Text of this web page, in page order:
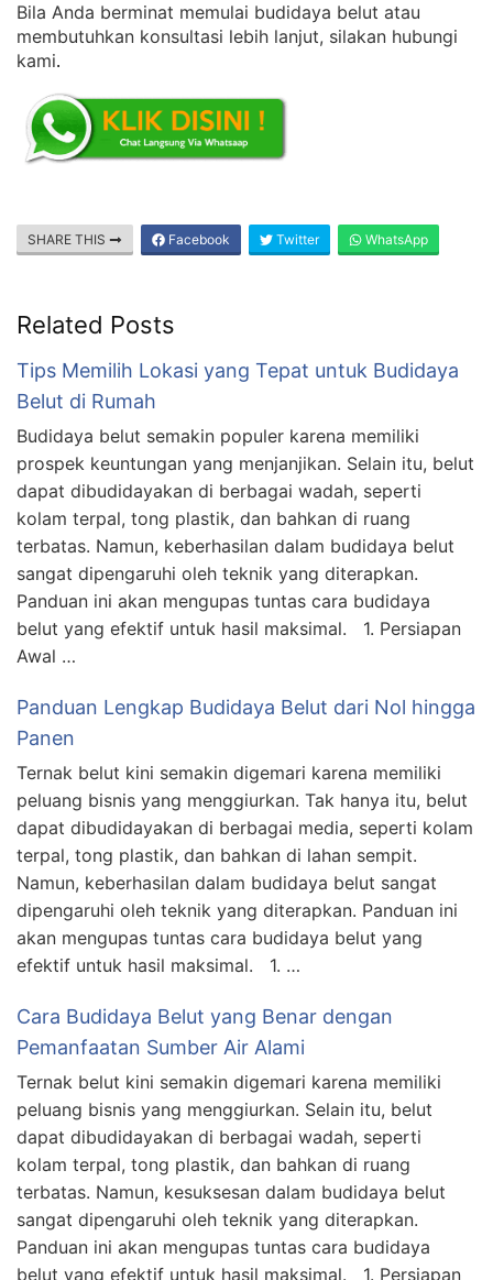
Bila Anda berminat memulai budidaya belut atau
membutuhkan konsultasi lebih lanjut, silakan hubungi
kami.
SHARE THIS Facebook Twitter WhatsApp
Related Posts
Tips Memilih Lokasi yang Tepat untuk Budidaya
Belut di Rumah
Budidaya belut semakin populer karena memiliki
prospek keuntungan yang menjanjikan. Selain itu, belut
dapat dibudidayakan di berbagai wadah, seperti
kolam terpal, tong plastik, dan bahkan di ruang
terbatas. Namun, keberhasilan dalam budidaya belut
sangat dipengaruhi oleh teknik yang diterapkan.
Panduan ini akan mengupas tuntas cara budidaya
belut yang efektif untuk hasil maksimal. 1. Persiapan
Awal …
Panduan Lengkap Budidaya Belut dari Nol hingga
Panen
Ternak belut kini semakin digemari karena memiliki
peluang bisnis yang menggiurkan. Tak hanya itu, belut
dapat dibudidayakan di berbagai media, seperti kolam
terpal, tong plastik, dan bahkan di lahan sempit.
Namun, keberhasilan dalam budidaya belut sangat
dipengaruhi oleh teknik yang diterapkan. Panduan ini
akan mengupas tuntas cara budidaya belut yang
efektif untuk hasil maksimal. 1. …
Cara Budidaya Belut yang Benar dengan
Pemanfaatan Sumber Air Alami
Ternak belut kini semakin digemari karena memiliki
peluang bisnis yang menggiurkan. Selain itu, belut
dapat dibudidayakan di berbagai wadah, seperti
kolam terpal, tong plastik, dan bahkan di ruang
terbatas. Namun, kesuksesan dalam budidaya belut
sangat dipengaruhi oleh teknik yang diterapkan.
Panduan ini akan mengupas tuntas cara budidaya
belut yang efektif untuk hasil maksimal. 1. Persiapan